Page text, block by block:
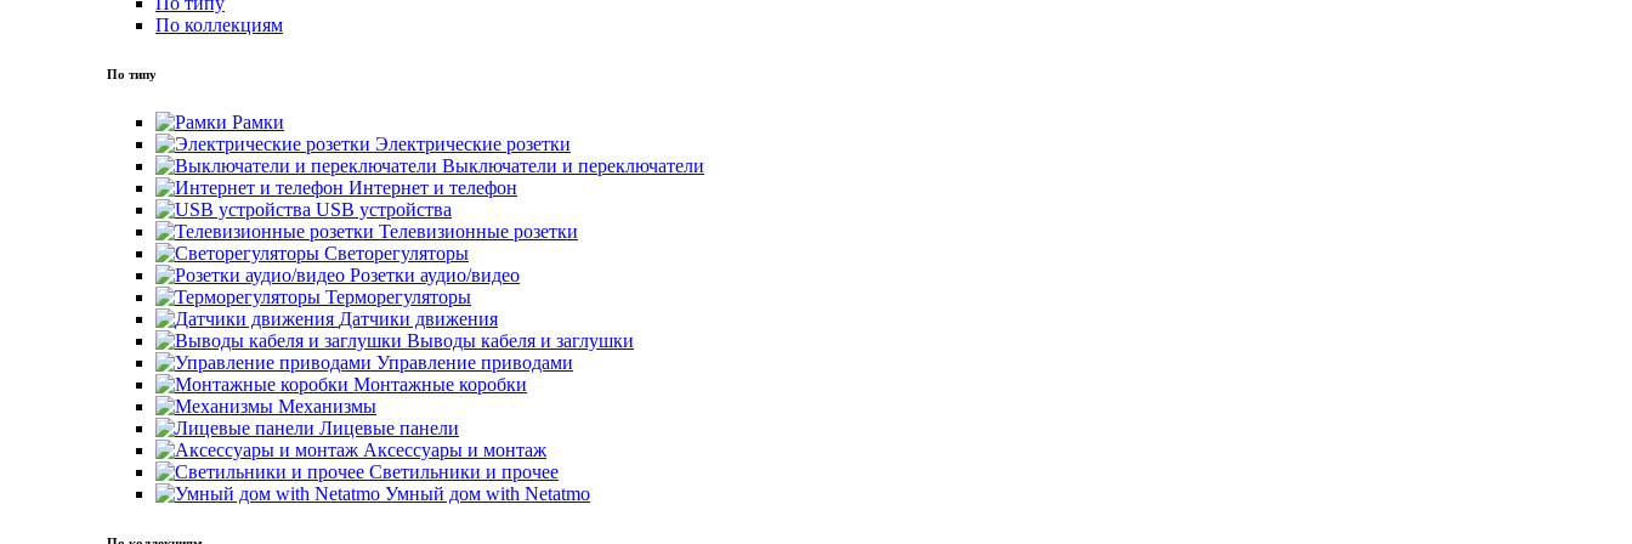
По коллекциям
По типу
Рамки
Электрические розетки
Выключатели и переключатели
Интернет и телефон
USB устройства
Телевизионные розетки
Светорегуляторы
Розетки аудио/видео
Терморегуляторы
Датчики движения
Выводы кабеля и заглушки
Управление приводами
Монтажные коробки
Механизмы
Лицевые панели
Аксессуары и монтаж
Светильники и прочее
Умный дом with Netatmo